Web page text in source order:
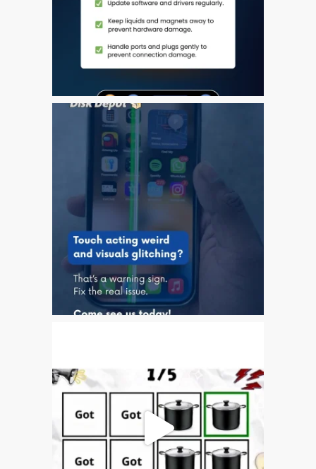
macOS e OS X su Apple
Mac
Riparazione schermo
incrinato Apple MacBook a
Dundee – modelli Pro, Air
e Neo
Riparazioni per l’iPhone di
Apple
Riparazioni per la serie di
Apple MacBook
Schermo scuro su Apple
MacBook, Pro, Air e Neo
Servizio di riparazione
veloce
Sostituzione della batteria
lv (Latviešu)
Apple iPad Tablet remonts
Apple iPod remonts Dandī
Apple Mac macOS un OS
X remonts